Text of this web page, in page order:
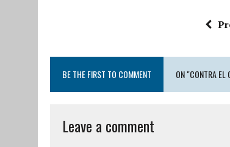
BE THE FIRST TO COMMENT ON "CONTRA EL
Leave a comment